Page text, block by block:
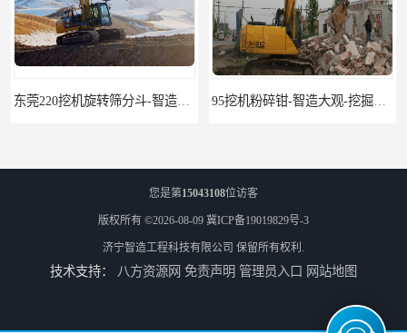
东莞220挖机旋转筛分斗-智造大观报价-旋转筛沙斗筛沙机 95挖机粉碎钳-智造大观-挖掘机钢筋分离钳
挖掘机除草机 315挖掘机割草机 智造大观 园林割草机 135挖掘机割草机 智造大观
您是第15043108位访客
版权所有 ©2026-08-09 冀ICP备19019829号-3
济宁智造工程科技有限公司 保留所有权利.
技术支持： 八方资源网 免责声明 管理员入口 网站地图